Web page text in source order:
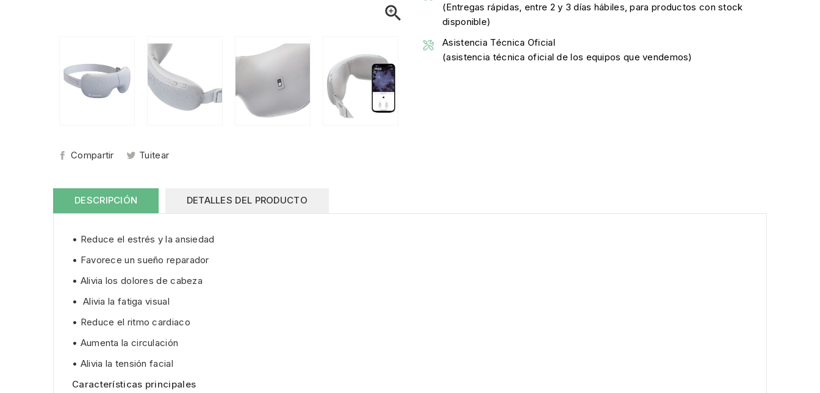

Compartir Tuitear
(Entregas rápidas, entre 2 y 3 días hábiles, para productos con stock
disponible)
Asistencia Técnica Oficial
(asistencia técnica oficial de los equipos que vendemos)
DESCRIPCIÓN DETALLES DEL PRODUCTO
• Reduce el estrés y la ansiedad
• Favorece un sueño reparador
• Alivia los dolores de cabeza
• Alivia la fatiga visual
• Reduce el ritmo cardiaco
• Aumenta la circulación
• Alivia la tensión facial
Características principales